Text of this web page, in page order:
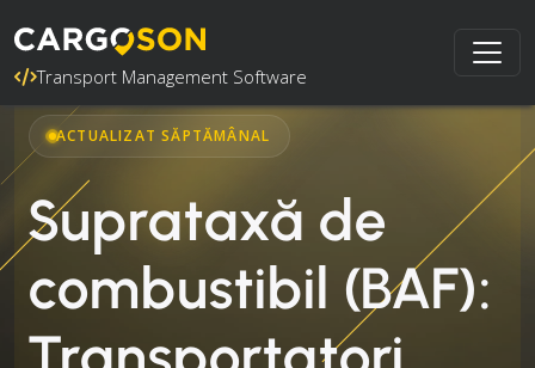
Transport Management Software
ACTUALIZAT SĂPTĂMÂNAL
Suprataxă de
combustibil (BAF):